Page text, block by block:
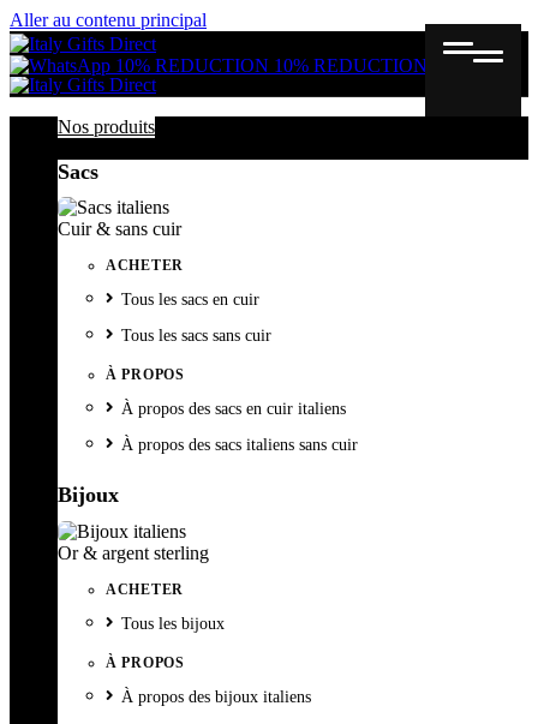
Aller au contenu principal
10% REDUCTION 10% REDUCTION
Nos produits
Sacs
Cuir & sans cuir
ACHETER
Tous les sacs en cuir
Tous les sacs sans cuir
À PROPOS
À propos des sacs en cuir italiens
À propos des sacs italiens sans cuir
Bijoux
Or & argent sterling
ACHETER
Tous les bijoux
À PROPOS
À propos des bijoux italiens